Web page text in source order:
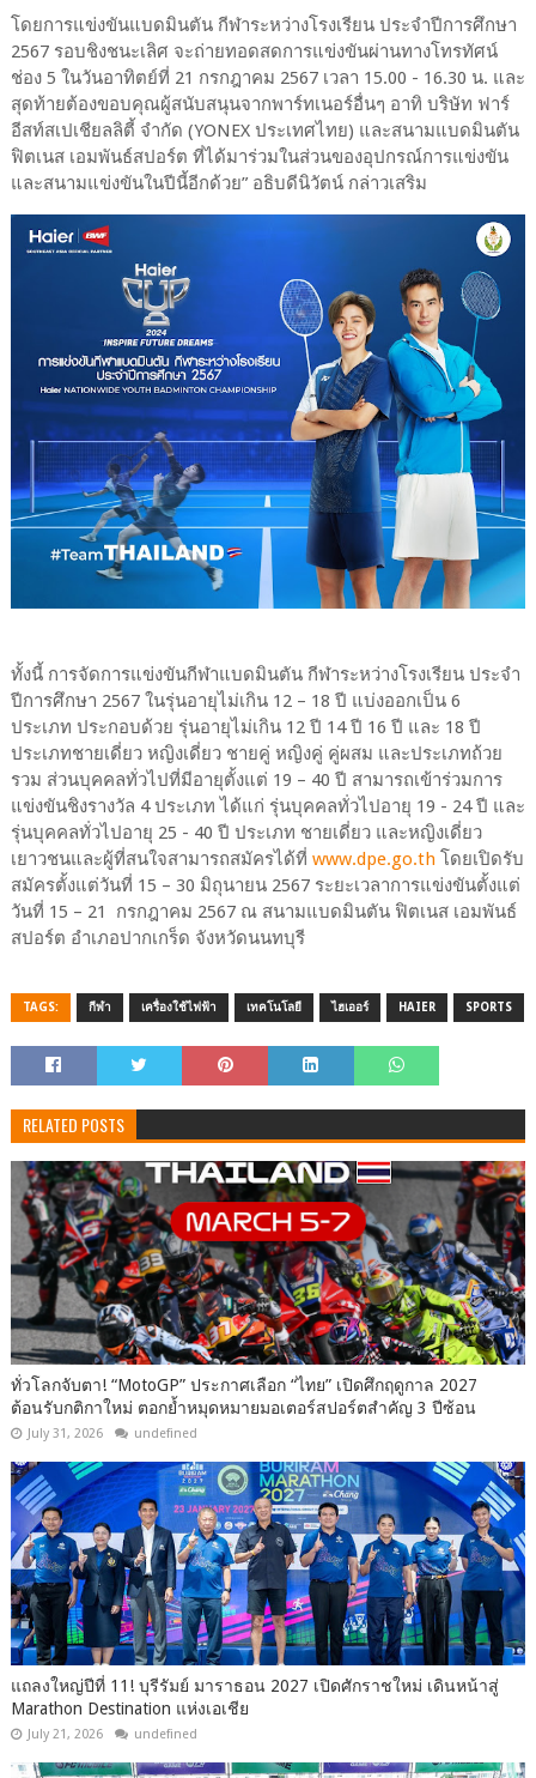
โดยการแข่งขันแบดมินตัน กีฬาระหว่างโรงเรียน ประจำปีการศึกษา
2567 รอบชิงชนะเลิศ จะถ่ายทอดสดการแข่งขันผ่านทางโทรทัศน์
ช่อง 5 ในวันอาทิตย์ที่ 21 กรกฎาคม 2567 เวลา 15.00 - 16.30 น. และ
สุดท้ายต้องขอบคุณผู้สนับสนุนจากพาร์ทเนอร์อื่นๆ อาทิ บริษัท ฟาร์
อีสท์สเปเชียลลิตี้ จำกัด (YONEX ประเทศไทย) และสนามแบดมินตัน
ฟิตเนส เอมพันธ์สปอร์ต ที่ได้มาร่วมในส่วนของอุปกรณ์การแข่งขัน
และสนามแข่งขันในปีนี้อีกด้วย” อธิบดีนิวัตน์ กล่าวเสริม
ทั้งนี้ การจัดการแข่งขันกีฬาแบดมินตัน กีฬาระหว่างโรงเรียน ประจำ
ปีการศึกษา 2567 ในรุ่นอายุไม่เกิน 12 – 18 ปี แบ่งออกเป็น 6
ประเภท ประกอบด้วย รุ่นอายุไม่เกิน 12 ปี 14 ปี 16 ปี และ 18 ปี
ประเภทชายเดี่ยว หญิงเดี่ยว ชายคู่ หญิงคู่ คู่ผสม และประเภทถ้วย
รวม ส่วนบุคคลทั่วไปที่มีอายุตั้งแต่ 19 – 40 ปี สามารถเข้าร่วมการ
แข่งขันชิงรางวัล 4 ประเภท ได้แก่ รุ่นบุคคลทั่วไปอายุ 19 - 24 ปี และ
รุ่นบุคคลทั่วไปอายุ 25 - 40 ปี ประเภท ชายเดี่ยว และหญิงเดี่ยว
เยาวชนและผู้ที่สนใจสามารถสมัครได้ที่ www.dpe.go.thโดยเปิดรับ
สมัครตั้งแต่วันที่ 15 – 30 มิถุนายน 2567 ระยะเวลาการแข่งขันตั้งแต่
วันที่ 15 – 21 กรกฎาคม 2567 ณ สนามแบดมินตัน ฟิตเนส เอมพันธ์
สปอร์ต อำเภอปากเกร็ด จังหวัดนนทบุรี
TAGS: กีฬา เครื่องใช้ไฟฟ้า เทคโนโลยี ไฮเออร์ HAIER SPORTS
RELATED POSTS
ทั่วโลกจับตา! “MotoGP” ประกาศเลือก “ไทย” เปิดศึกฤดูกาล 2027
ต้อนรับกติกาใหม่ ตอกย้ำหมุดหมายมอเตอร์สปอร์ตสำคัญ 3 ปีซ้อน
July 31, 2026 undefined
แถลงใหญ่ปีที่ 11! บุรีรัมย์ มาราธอน 2027 เปิดศักราชใหม่ เดินหน้าสู่
Marathon Destination แห่งเอเชีย
July 21, 2026 undefined